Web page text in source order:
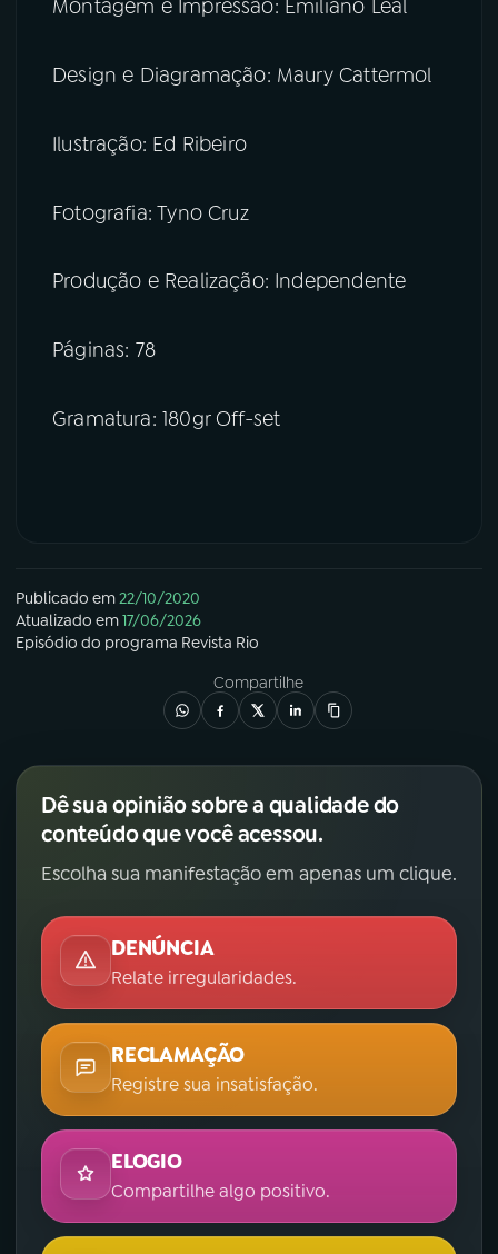
Montagem e Impressão: Emiliano Leal
Design e Diagramação: Maury Cattermol
Ilustração: Ed Ribeiro
Fotografia: Tyno Cruz
Produção e Realização: Independente
Páginas: 78
Gramatura: 180gr Off-set
Publicado em22/10/2020
Atualizado em17/06/2026
Episódio do programa Revista Rio
Compartilhe
Dê sua opinião sobre a qualidade do
conteúdo que você acessou.
Escolha sua manifestação em apenas um clique.
DENÚNCIA
Relate irregularidades.
RECLAMAÇÃO
Registre sua insatisfação.
ELOGIO
Compartilhe algo positivo.